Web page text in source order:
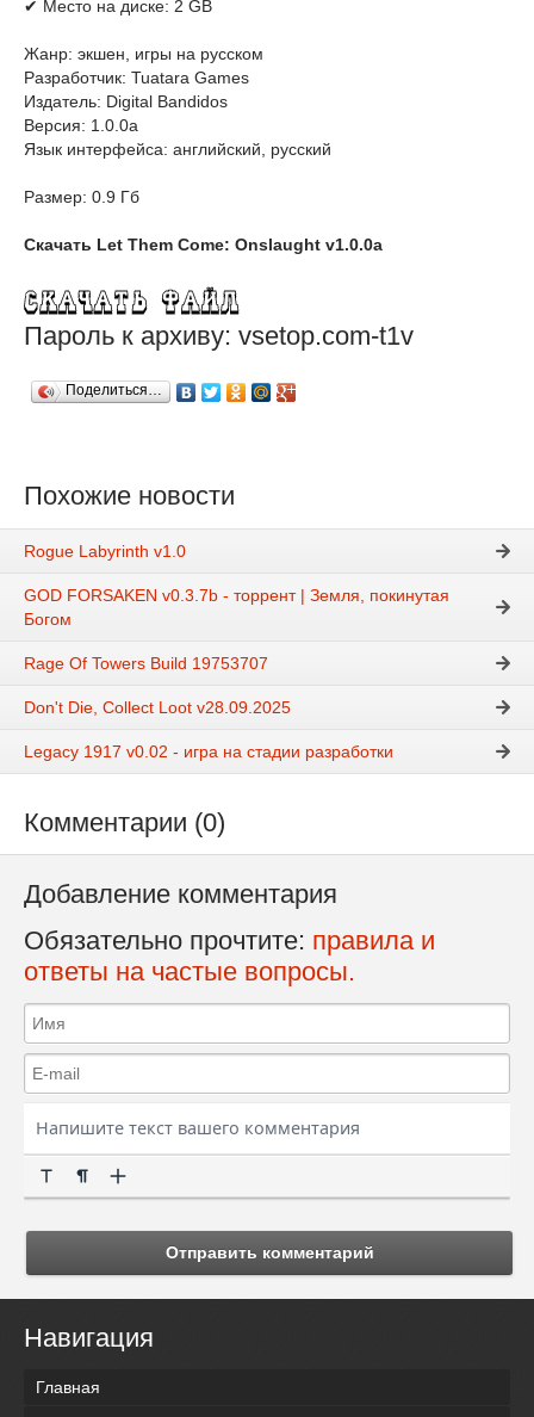
✔ Место на диске: 2 GB
Жанр: экшен, игры на русском
Разработчик: Tuatara Games
Издатель: Digital Bandidos
Версия: 1.0.0a
Язык интерфейса: английский, русский
Размер: 0.9 Гб
Скачать Let Them Come: Onslaught v1.0.0a
Пароль к архиву: vsetop.com-t1v
Поделиться…
Похожие новости
Rogue Labyrinth v1.0
GOD FORSAKEN v0.3.7b - торрент | Земля, покинутая
Богом
Rage Of Towers Build 19753707
Don't Die, Collect Loot v28.09.2025
Legacy 1917 v0.02 - игра на стадии разработки
Комментарии (0)
Добавление комментария
Обязательно прочтите: правила и
ответы на частые вопросы.
Отправить комментарий
Навигация
Главная